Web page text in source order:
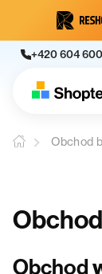
+420 604
Obchod
Obchod